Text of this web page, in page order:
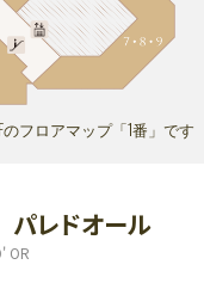
フロアマップ「1番」です
パレドオール
OR